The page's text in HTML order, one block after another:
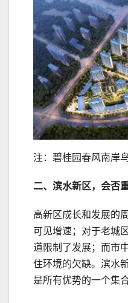
注：碧桂园春风南岸
二、滨水新区，会否
高新区成长和发展的
可见增速；对于老城
道限制了发展；而市
住环境的欠缺。滨水
是所有优势的一个集合